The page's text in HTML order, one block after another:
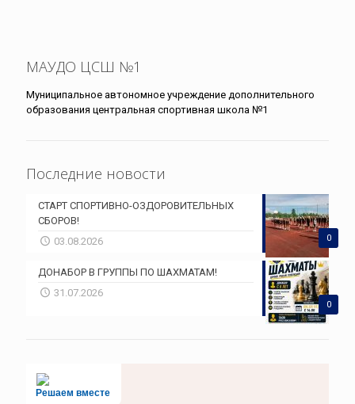
МАУДО ЦСШ №1
Муниципальное автономное учреждение дополнительного
образования центральная спортивная школа №1
Последние новости
0
СТАРТ СПОРТИВНО-ОЗДОРОВИТЕЛЬНЫХ
СБОРОВ!
03.08.2026
0
ДОНАБОР В ГРУППЫ ПО ШАХМАТАМ!
31.07.2026
Решаем вместе